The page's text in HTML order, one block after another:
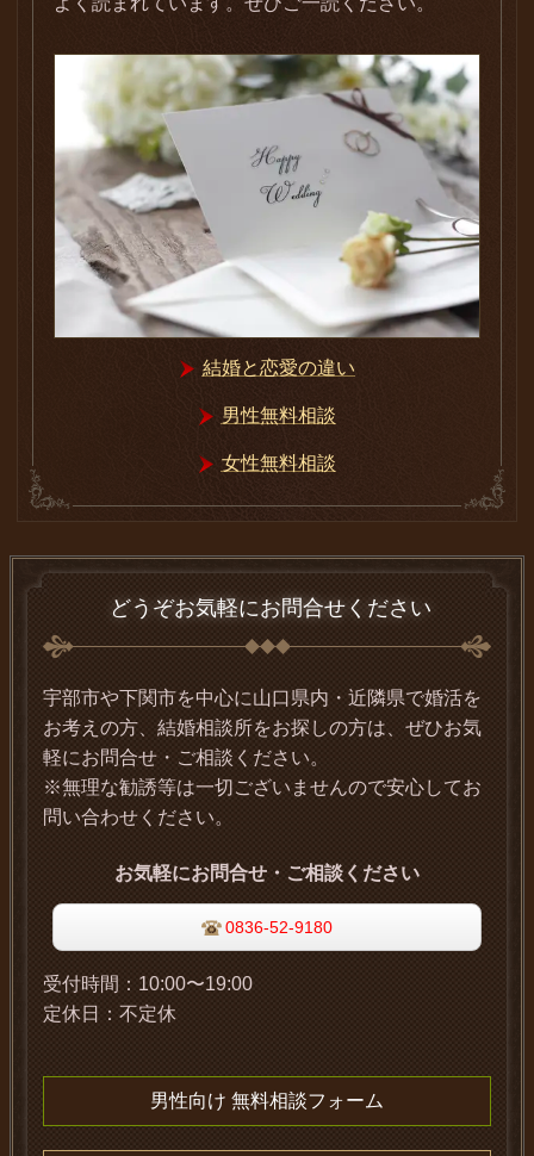
結婚と恋愛の違い
男性無料相談
女性無料相談
どうぞお気軽にお問合せください
宇部市や下関市を中心に山口県内・近隣県で婚活を
お考えの方、結婚相談所をお探しの方は、ぜひお気
軽にお問合せ・ご相談ください。
※無理な勧誘等は一切ございませんので安心してお
問い合わせください。
お気軽にお問合せ・ご相談ください
0836-52-9180
受付時間： 10:00〜19:00
定休日： 不定休
男性向け 無料相談フォーム